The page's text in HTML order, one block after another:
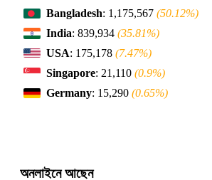
Bangladesh: 1,175,567 (50.12%)
India: 839,934 (35.81%)
USA: 175,178 (7.47%)
Singapore: 21,110 (0.9%)
Germany: 15,290 (0.65%)
অনলাইনে আছেন